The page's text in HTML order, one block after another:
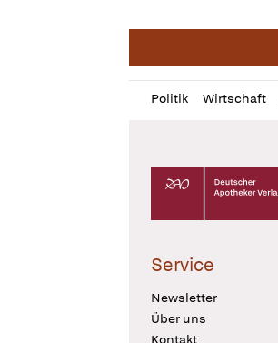
Politik Wirtschaft
Profil
öffnen
Daz
Pur
Deutscher
Service
Newsletter
Über uns
Kontakt